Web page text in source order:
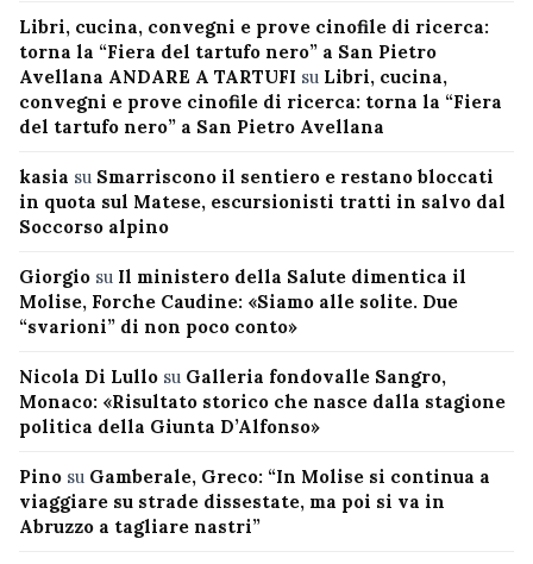
Libri, cucina, convegni e prove cinofile di ricerca:
torna la “Fiera del tartufo nero” a San Pietro
Avellana ANDARE A TARTUFI su Libri, cucina,
convegni e prove cinofile di ricerca: torna la “Fiera
del tartufo nero” a San Pietro Avellana
kasia su Smarriscono il sentiero e restano bloccati
in quota sul Matese, escursionisti tratti in salvo dal
Soccorso alpino
Giorgio su Il ministero della Salute dimentica il
Molise, Forche Caudine: «Siamo alle solite. Due
“svarioni” di non poco conto»
Nicola Di Lullo su Galleria fondovalle Sangro,
Monaco: «Risultato storico che nasce dalla stagione
politica della Giunta D’Alfonso»
Pino su Gamberale, Greco: “In Molise si continua a
viaggiare su strade dissestate, ma poi si va in
Abruzzo a tagliare nastri”